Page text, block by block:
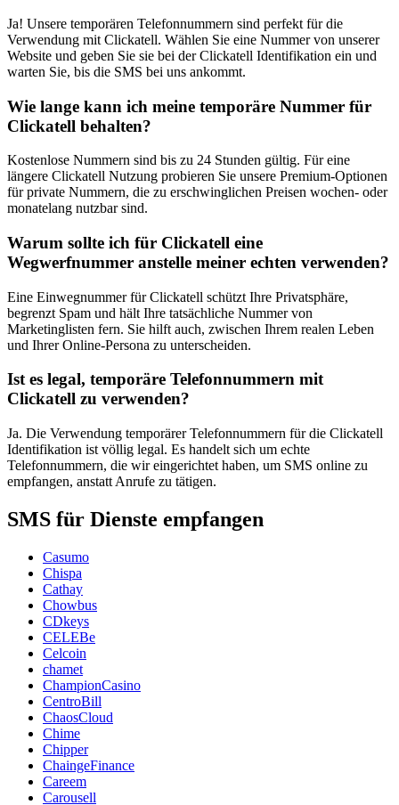
Ja! Unsere temporären Telefonnummern sind perfekt für die
Verwendung mit Clickatell. Wählen Sie eine Nummer von unserer
Website und geben Sie sie bei der Clickatell Identifikation ein und
warten Sie, bis die SMS bei uns ankommt.
Wie lange kann ich meine temporäre Nummer für
Clickatell behalten?
Kostenlose Nummern sind bis zu 24 Stunden gültig. Für eine
längere Clickatell Nutzung probieren Sie unsere Premium-Optionen
für private Nummern, die zu erschwinglichen Preisen wochen- oder
monatelang nutzbar sind.
Warum sollte ich für Clickatell eine
Wegwerfnummer anstelle meiner echten verwenden?
Eine Einwegnummer für Clickatell schützt Ihre Privatsphäre,
begrenzt Spam und hält Ihre tatsächliche Nummer von
Marketinglisten fern. Sie hilft auch, zwischen Ihrem realen Leben
und Ihrer Online-Persona zu unterscheiden.
Ist es legal, temporäre Telefonnummern mit
Clickatell zu verwenden?
Ja. Die Verwendung temporärer Telefonnummern für die Clickatell
Identifikation ist völlig legal. Es handelt sich um echte
Telefonnummern, die wir eingerichtet haben, um SMS online zu
empfangen, anstatt Anrufe zu tätigen.
SMS für Dienste empfangen
Casumo
Chispa
Cathay
Chowbus
CDkeys
CELEBe
Celcoin
chamet
ChampionCasino
CentroBill
ChaosCloud
Chime
Chipper
ChaingeFinance
Careem
Carousell